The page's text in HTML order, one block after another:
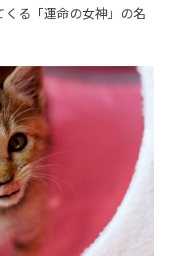
くる「運命の女神」の名